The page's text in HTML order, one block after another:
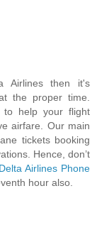
Airlines then it's
the proper time.
to help your flight
airfare. Our main
tickets booking
Hence, don’t
Delta Airlines Phone
hour also.